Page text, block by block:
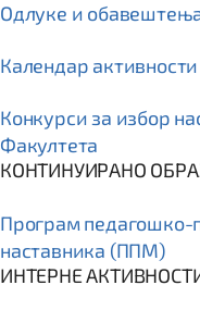
Одлуке и
Календар активности
Конкурси за избор
Факултета
КОНТИНУИРАНО
Програм пeдагошко-
наставника (ППМ)
ИНТЕРНЕ